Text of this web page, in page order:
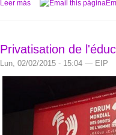
Leer más
Privatisation de
Lun, 02/02/2015 - 15:04 — EIP